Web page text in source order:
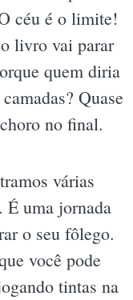
céu é o limite!
livro vai parar
quem diria
Quase
no final.
várias
É uma jornada
o seu fôlego.
você pode
tintas na